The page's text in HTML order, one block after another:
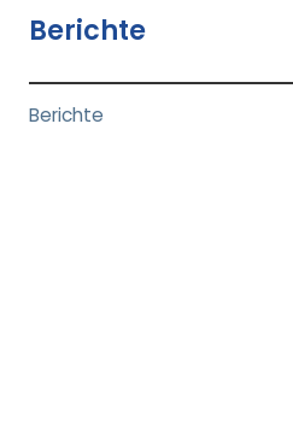
Berichte
Berichte